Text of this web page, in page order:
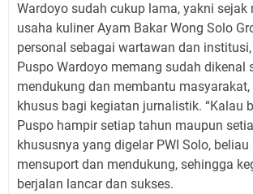
Wardoyo sudah cukup lama, yakni sejak
usaha kuliner Ayam Bakar Wong Solo
personal sebagai wartawan dan
Puspo Wardoyo memang sudah dikenal
mendukung dan membantu
khusus bagi kegiatan jurnalistik. “Kalau
Puspo hampir setiap tahun maupun
khususnya yang digelar PWI Solo, beliau
mensuport dan mendukung, sehingga
berjalan lancar dan sukses.